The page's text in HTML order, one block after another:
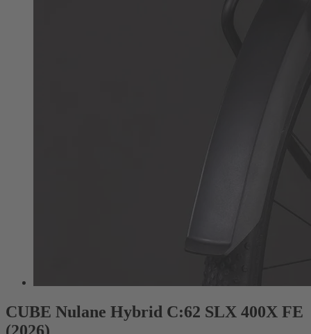
CUBE Nulane Hybrid C:62 SLX 400X FE